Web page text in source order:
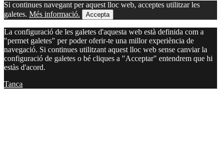
Si continues navegant per aquest lloc web, acceptes utilitzar les
galetes. Més informació. Accepta
La configuració de les galetes d'aquesta web està definida com a
"permet galetes" per poder oferir-te una millor experiència de
navegació. Si continues utilitzant aquest lloc web sense canviar la
configuració de galetes o bé cliques a "Acceptar" entendrem que hi
estàs d'acord.
Tanca